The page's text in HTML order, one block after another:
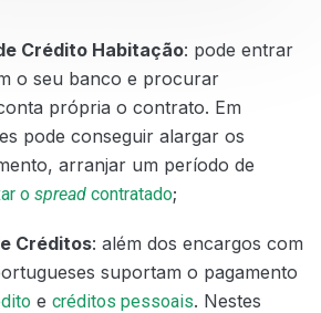
Crédito Habitação: pode entrar
o seu banco e procurar
própria o contrato. Em
pode conseguir alargar os
arranjar um período de
o spread contratado;
Créditos: além dos encargos com
suportam o pagamento
e créditos pessoais. Nestes